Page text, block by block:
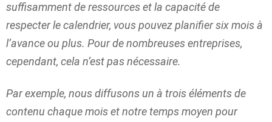
suffisamment de ressources et la capacité de
respecter le calendrier, vous pouvez planifier six mois à
l’avance ou plus. Pour de nombreuses entreprises,
cependant, cela n’est pas nécessaire.
Par exemple, nous diffusons un à trois éléments de
contenu chaque mois et notre temps moyen pour